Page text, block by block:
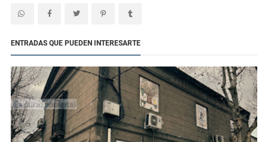
ENTRADAS QUE PUEDEN INTERESARTE